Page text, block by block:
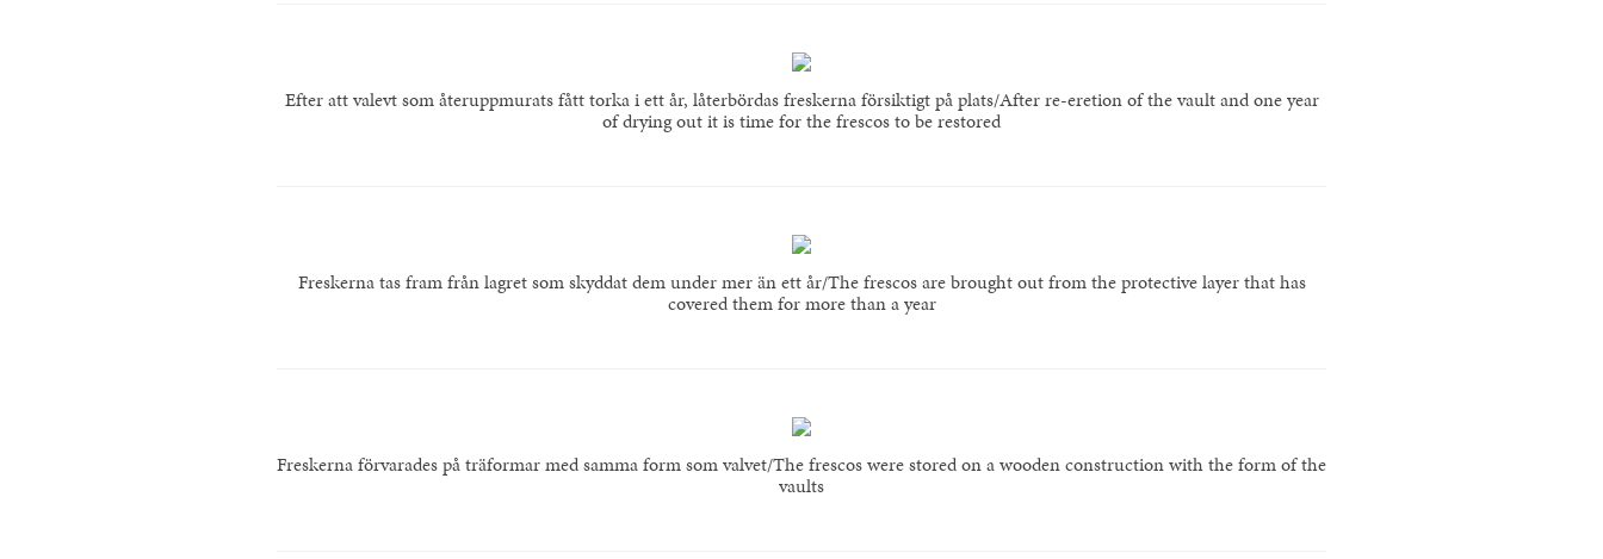
Efter att valevt som återuppmurats fått torka i ett år, låterbördas freskerna försiktigt på plats/After re-eretion of the vault and one year
of drying out it is time for the frescos to be restored
Freskerna tas fram från lagret som skyddat dem under mer än ett år/The frescos are brought out from the protective layer that has
covered them for more than a year
Freskerna förvarades på träformar med samma form som valvet/The frescos were stored on a wooden construction with the form of the
vaults